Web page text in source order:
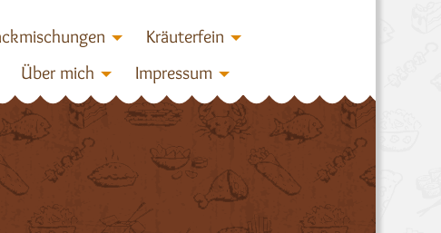
Kräuterfein
Über mich Impressum